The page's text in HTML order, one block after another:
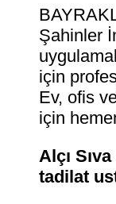
Şahinler
için
Ev, ofis
için
Alçı
tadilat